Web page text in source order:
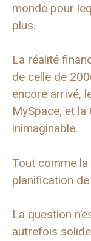
monde pour
plus.
La réalité
de celle de
encore arrivé,
MySpace, et
inimaginable.
Tout comme la
planification
La question
autrefois